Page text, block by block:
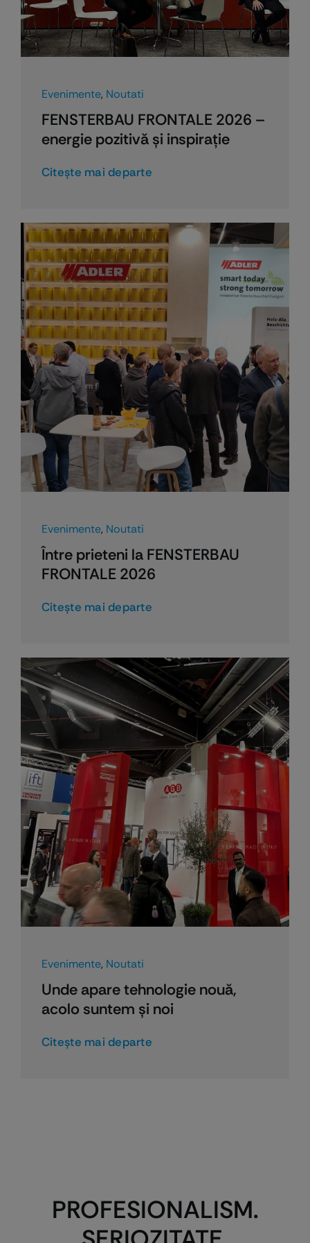
Evenimente, Noutati
FENSTERBAU FRONTALE 2026 –
energie pozitivă şi inspiraţie
Citeşte mai departe
Evenimente, Noutati
Între prieteni la FENSTERBAU
FRONTALE 2026
Citeşte mai departe
Evenimente, Noutati
Unde apare tehnologie nouă,
acolo suntem și noi
Citeşte mai departe
PROFESIONALISM.